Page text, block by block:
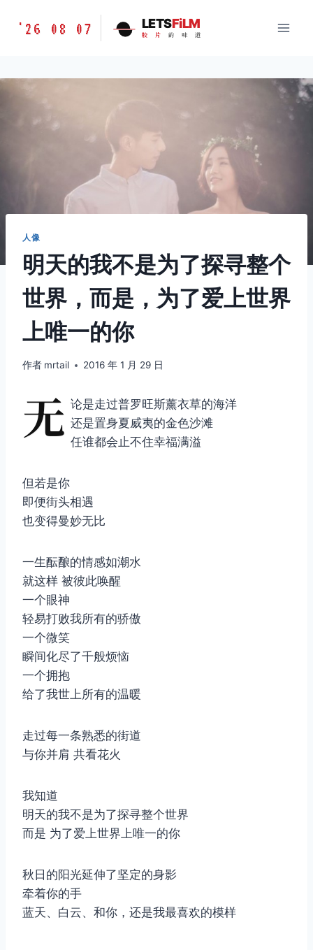
胶
味
道
'26 08 07 LETSFiLM
胶 片 的 味 道
人像
明天的我不是为了探寻整个
世界，而是，为了爱上世界
上唯一的你
作者 mrtail 2016 年 1 月 29 日
无 论是走过普罗旺斯薰衣草的海洋
还是置身夏威夷的金色沙滩
任谁都会止不住幸福满溢
但若是你
即便街头相遇
也变得曼妙无比
一生酝酿的情感如潮水
就这样 被彼此唤醒
一个眼神
轻易打败我所有的骄傲
一个微笑
瞬间化尽了千般烦恼
一个拥抱
给了我世上所有的温暖
走过每一条熟悉的街道
与你并肩 共看花火
我知道
明天的我不是为了探寻整个世界
而是 为了爱上世界上唯一的你
秋日的阳光延伸了坚定的身影
牵着你的手
蓝天、白云、和你，还是我最喜欢的模样